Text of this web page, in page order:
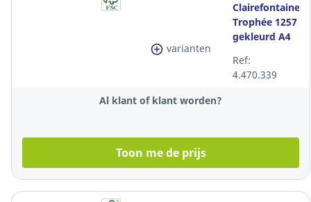
varianten
Clairefontaine
Trophée 1257
gekleurd A4
geel, per 250
vel
Ref:
4.470.339
Al klant of klant worden?
Toon me de prijs